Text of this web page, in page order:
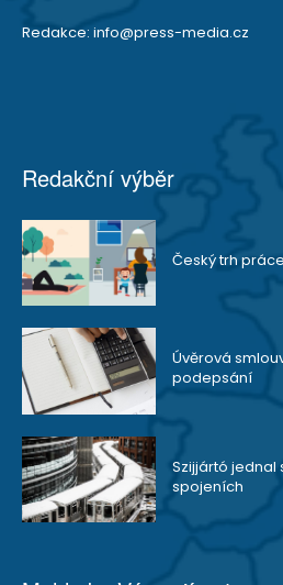
Redakce: info@press-media.cz
Redakční výběr
Český trh práce
Úvěrová
podepsání
Szijjártó jednal
spojeních